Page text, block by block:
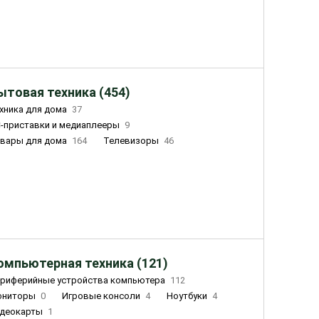
техника (454)
для дома 37
приставки и медиаплееры
9
для дома 164 Телевизоры 46
техника (121)
устройства компьютера 112
0 Игровые консоли 4 Ноутбуки 4
1